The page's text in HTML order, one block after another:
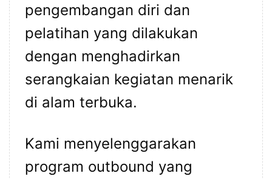
pengembangan diri dan
pelatihan yang dilakukan
dengan menghadirkan
serangkaian kegiatan menarik
di alam terbuka.
Kami menyelenggarakan
program outbound yang